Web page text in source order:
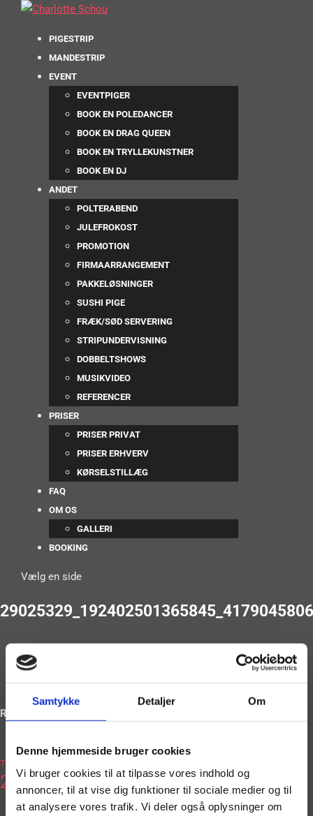
Samtykke Detaljer Om
Denne hjemmeside bruger cookies
Vi bruger cookies til at tilpasse vores indhold og
annoncer, til at vise dig funktioner til sociale medier og til
at analysere vores trafik. Vi deler også oplysninger om
PIGESTRIP
MANDESTRIP
EVENT
EVENTPIGER
BOOK EN POLEDANCER
BOOK EN DRAG QUEEN
BOOK EN TRYLLEKUNSTNER
BOOK EN DJ
ANDET
POLTERABEND
JULEFROKOST
PROMOTION
FIRMAARRANGEMENT
PAKKELØSNINGER
SUSHI PIGE
FRÆK/SØD SERVERING
STRIPUNDERVISNING
DOBBELTSHOWS
MUSIKVIDEO
REFERENCER
PRISER
PRISER PRIVAT
PRISER ERHVERV
KØRSELSTILLÆG
FAQ
OM OS
GALLERI
BOOKING
Vælg en side
Ring og book på
Tlf.
2036
2663